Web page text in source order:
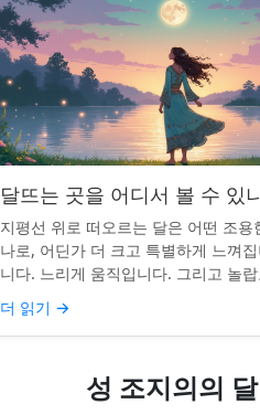
달뜨는 곳을 어디서 볼 수 있
지평선 위로 떠오르는 달은 어떤 조용
나로, 어딘가 더 크고 특별하게 느껴
니다. 느리게 움직입니다. 그리고 놀
입니다. 하지만 어디를 봐야 할지 모르
않을 수 있습니...
더 읽기 →
성 조지의의